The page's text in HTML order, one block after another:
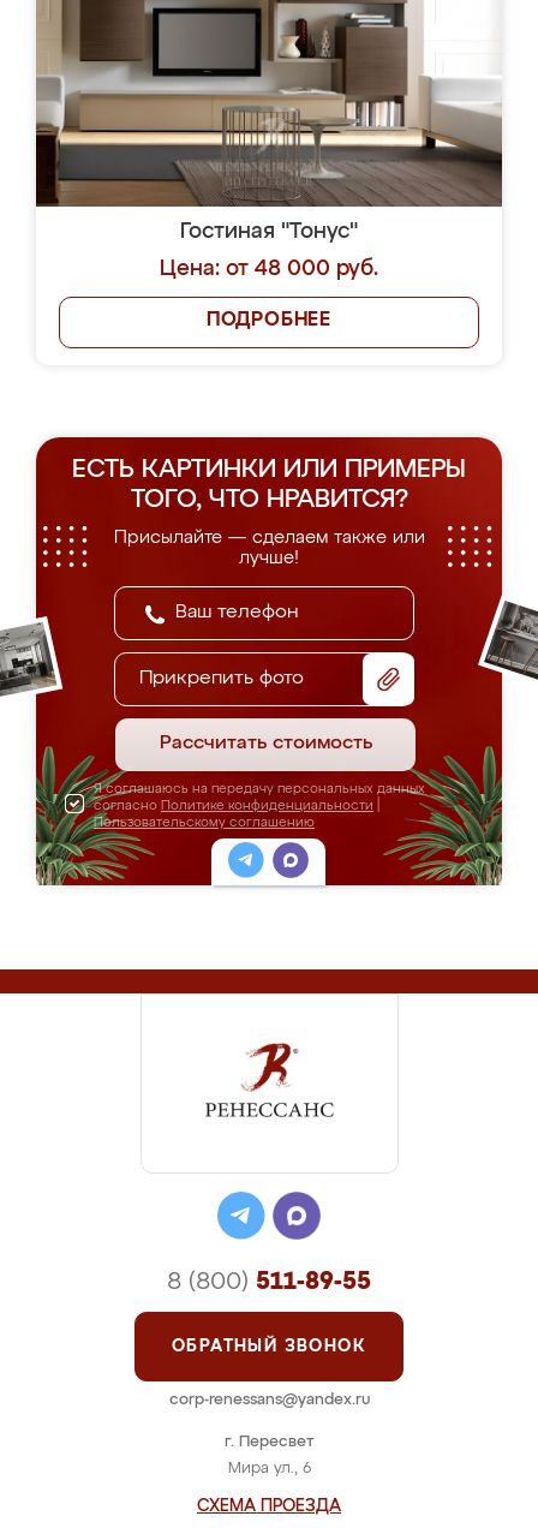
Гостиная "Тонус"
Цена: от 48 000 руб.
ПОДРОБНЕЕ
ЕСТЬ КАРТИНКИ ИЛИ ПРИМЕРЫ
ТОГО, ЧТО НРАВИТСЯ?
Присылайте — сделаем также или
лучше!
Прикрепить фото
Рассчитать стоимость
Я соглашаюсь на передачу персональных данных
согласно Политике конфиденциальности
Пользовательскому соглашению
г. Пересвет
Мира ул., 6
СХЕМА ПРОЕЗДА
8 (800) 511-89-55
ОБРАТНЫЙ ЗВОНОК
corp-renessans@yandex.ru